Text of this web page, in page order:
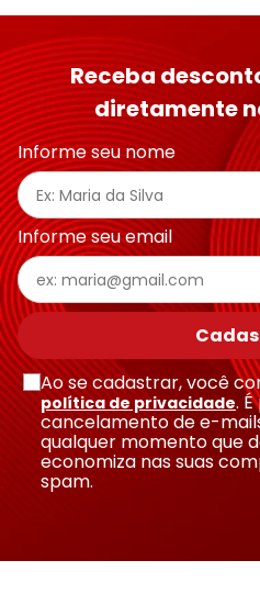
Receba
diretamente
Informe seu nome
Informe seu email
Ao se cadastrar, você
política de privacidade.
cancelamento de e-
qualquer momento que
economiza nas suas
spam.